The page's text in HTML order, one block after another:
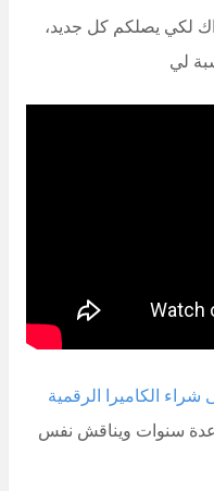
لكي يصلكم كل جديد،
لي
الكاميرا الرقمية
عدة سنوات ويناقش نفس